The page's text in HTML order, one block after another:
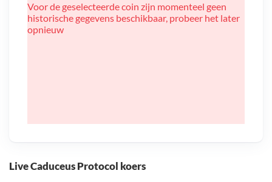
Live Caduceus Protocol koers
Voor de geselecteerde coin zijn momenteel geen
historische gegevens beschikbaar, probeer het later
opnieuw